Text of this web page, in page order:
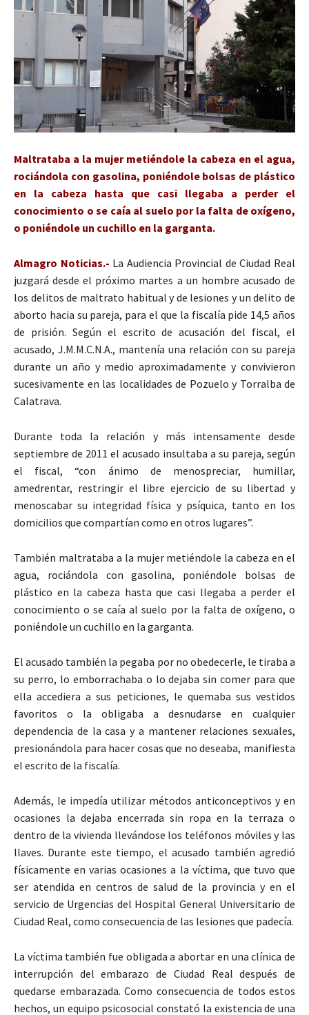
Maltrataba a la mujer metiéndole la cabeza en el agua,
rociándola con gasolina, poniéndole bolsas de plástico
en la cabeza hasta que casi llegaba a perder el
conocimiento o se caía al suelo por la falta de oxígeno,
o poniéndole un cuchillo en la garganta.
Almagro Noticias.- La Audiencia Provincial de Ciudad Real
juzgará desde el próximo martes a un hombre acusado de
los delitos de maltrato habitual y de lesiones y un delito de
aborto hacia su pareja, para el que la fiscalía pide 14,5 años
de prisión. Según el escrito de acusación del fiscal, el
acusado, J.M.M.C.N.A., mantenía una relación con su pareja
durante un año y medio aproximadamente y convivieron
sucesivamente en las localidades de Pozuelo y Torralba de
Calatrava.
Durante toda la relación y más intensamente desde
septiembre de 2011 el acusado insultaba a su pareja, según
el fiscal, “con ánimo de menospreciar, humillar,
amedrentar, restringir el libre ejercicio de su libertad y
menoscabar su integridad física y psíquica, tanto en los
domicilios que compartían como en otros lugares”.
También maltrataba a la mujer metiéndole la cabeza en el
agua, rociándola con gasolina, poniéndole bolsas de
plástico en la cabeza hasta que casi llegaba a perder el
conocimiento o se caía al suelo por la falta de oxígeno, o
poniéndole un cuchillo en la garganta.
El acusado también la pegaba por no obedecerle, le tiraba a
su perro, lo emborrachaba o lo dejaba sin comer para que
ella accediera a sus peticiones, le quemaba sus vestidos
favoritos o la obligaba a desnudarse en cualquier
dependencia de la casa y a mantener relaciones sexuales,
presionándola para hacer cosas que no deseaba, manifiesta
el escrito de la fiscalía.
Además, le impedía utilizar métodos anticonceptivos y en
ocasiones la dejaba encerrada sin ropa en la terraza o
dentro de la vivienda llevándose los teléfonos móviles y las
llaves. Durante este tiempo, el acusado también agredió
físicamente en varias ocasiones a la víctima, que tuvo que
ser atendida en centros de salud de la provincia y en el
servicio de Urgencias del Hospital General Universitario de
Ciudad Real, como consecuencia de las lesiones que padecía.
La víctima también fue obligada a abortar en una clínica de
interrupción del embarazo de Ciudad Real después de
quedarse embarazada. Como consecuencia de todos estos
hechos, un equipo psicosocial constató la existencia de una